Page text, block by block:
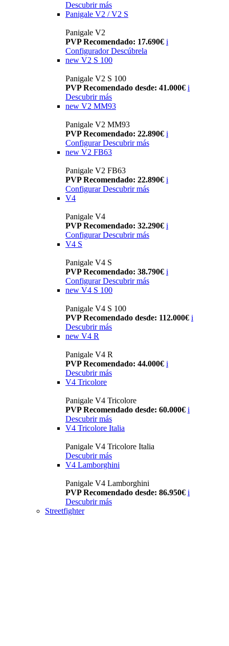
Descubrir más
Panigale V2 / V2 S
Panigale V2
PVP Recomendado: 17.690€ i
Configurador Descúbrela
new V2 S 100
Panigale V2 S 100
PVP Recomendado desde: 41.000€ i
Descubrir más
new V2 MM93
Panigale V2 MM93
PVP Recomendado: 22.890€ i
Configurar Descubrir más
new V2 FB63
Panigale V2 FB63
PVP Recomendado: 22.890€ i
Configurar Descubrir más
V4
Panigale V4
PVP Recomendado: 32.290€ i
Configurar Descubrir más
V4 S
Panigale V4 S
PVP Recomendado: 38.790€ i
Configurar Descubrir más
new V4 S 100
Panigale V4 S 100
PVP Recomendado desde: 112.000€ i
Descubrir más
new V4 R
Panigale V4 R
PVP Recomendado: 44.000€ i
Descubrir más
V4 Tricolore
Panigale V4 Tricolore
PVP Recomendado desde: 60.000€ i
Descubrir más
V4 Tricolore Italia
Panigale V4 Tricolore Italia
Descubrir más
V4 Lamborghini
Panigale V4 Lamborghini
PVP Recomendado desde: 86.950€ i
Descubrir más
Streetfighter